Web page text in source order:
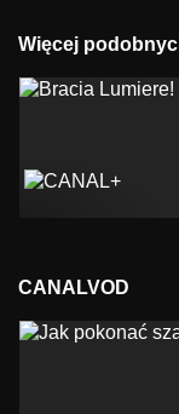
Więcej
CANALVOD